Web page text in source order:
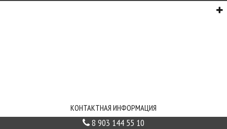
КОНТАКТНАЯ ИНФОРМАЦИЯ
8 903 144 55 10